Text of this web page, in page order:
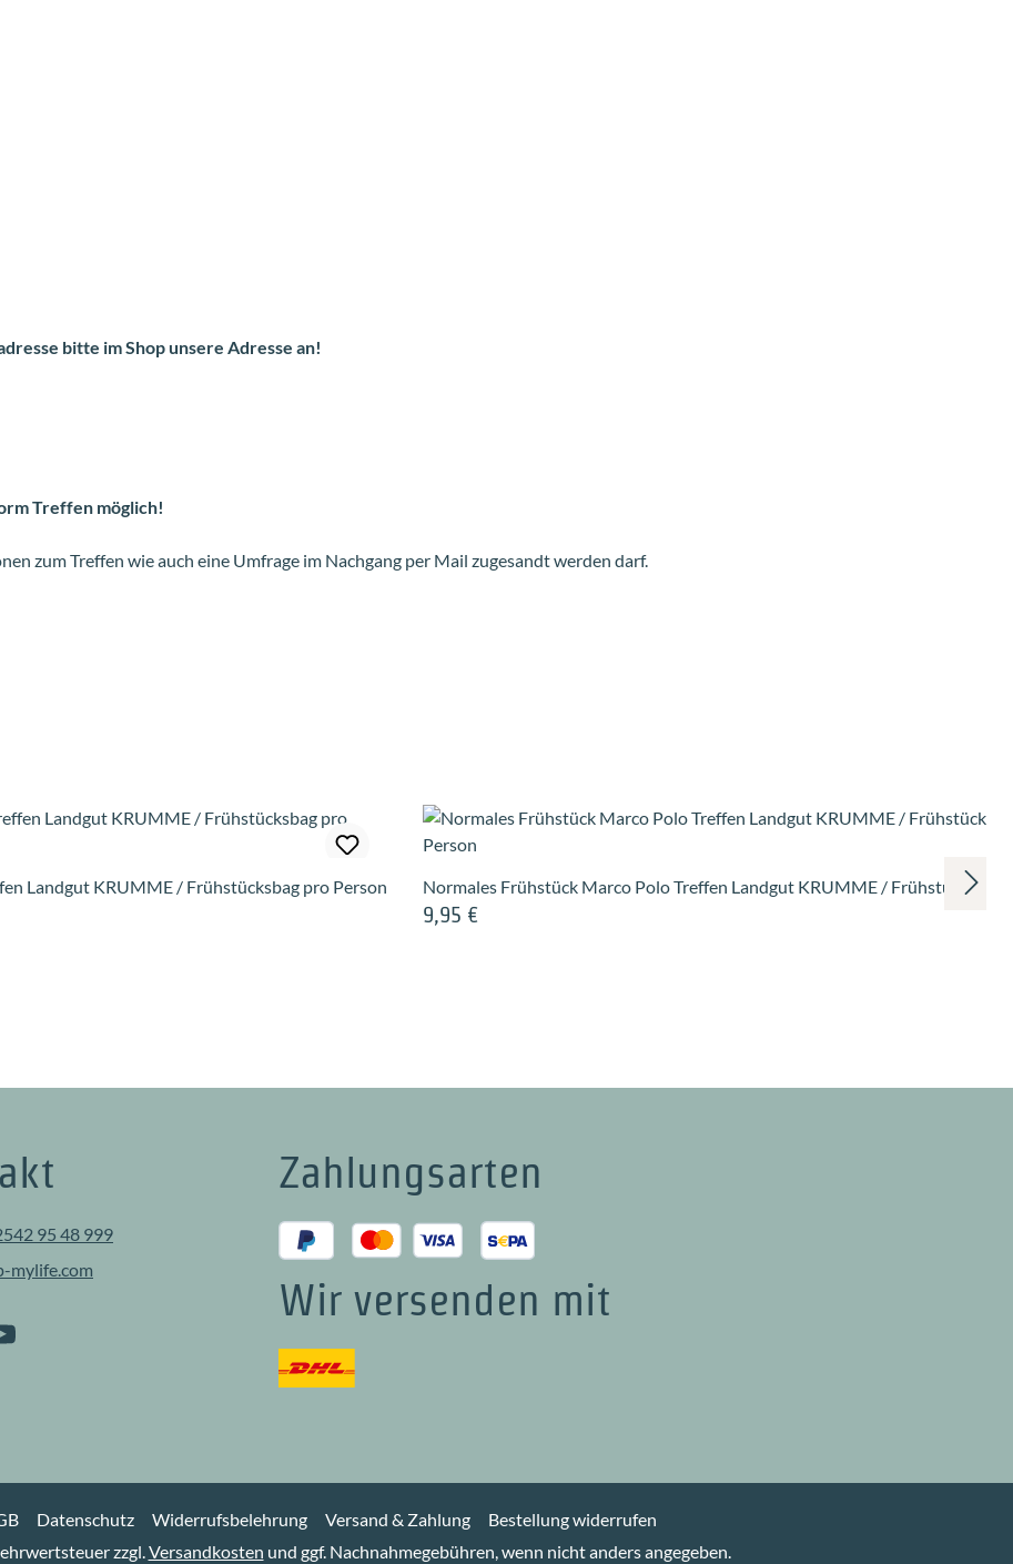
bitte im Shop unsere Adresse an!
Treffen möglich!
zum Treffen wie auch eine Umfrage im Nachgang per Mail zugesandt werden darf.
Landgut KRUMME / Frühstücksbag pro Person Normales Frühstück Marco Polo Treffen Landgut KRUMME / Frühstücksbag
Regulärer Preis:
9,95 €
95 48 999
mylife.com
Zahlungsarten
Wir versenden mit
Datenschutz Widerrufsbelehrung Versand & Zahlung
Bestellung widerrufen
zzgl.Versandkosten und ggf. Nachnahmegebühren, wenn nicht anders angegeben.